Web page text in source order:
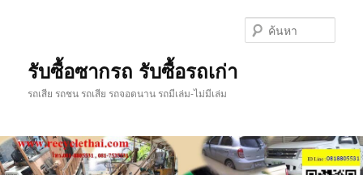
รับซื้อซากรถ รับซื้อรถเก่า
รถเสีย รถชน รถเสีย รถจอดนาน รถมีเล่ม-ไม่มีเล่ม